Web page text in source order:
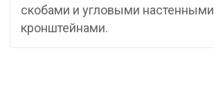
скобами и угловыми настенными
кронштейнами.